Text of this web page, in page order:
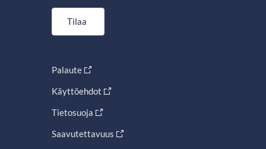
Tilaa
Palaute
Käyttöehdot
Tietosuoja
Saavutettavuus